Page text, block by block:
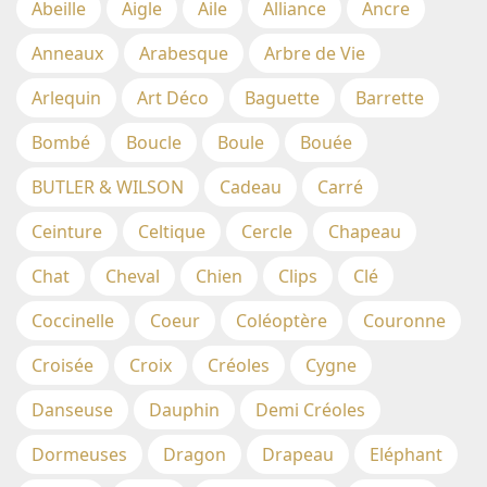
Abeille Aigle Aile Alliance
Ancre
Anneaux
Arabesque
Arbre de Vie
Arlequin
Art Déco Baguette
Barrette
Bombé
Boucle Boule
Bouée
BUTLER & WILSON
Cadeau
Carré
Ceinture
Celtique Cercle
Chapeau
Chat
Cheval Chien Clips
Clé
Coccinelle
Coeur Coléoptère
Couronne
Croisée
Croix Créoles
Cygne
Danseuse
Dauphin
Demi Créoles
Dormeuses
Dragon Drapeau
Eléphant